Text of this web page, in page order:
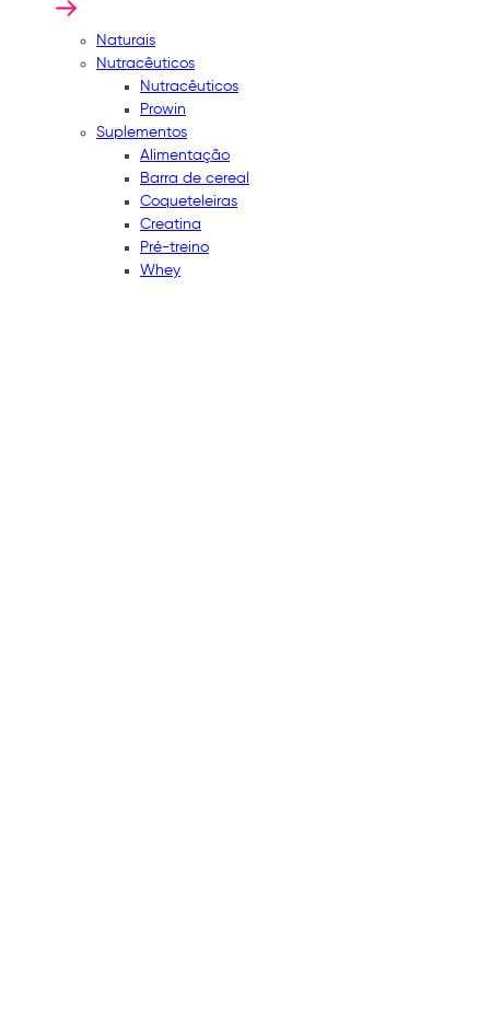
Naturais
Nutracêuticos
Nutracêuticos
Prowin
Suplementos
Alimentação
Barra de cereal
Coqueteleiras
Creatina
Pré-treino
Whey